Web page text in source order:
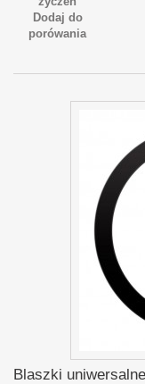
Dodaj do
porówania
Blaszki